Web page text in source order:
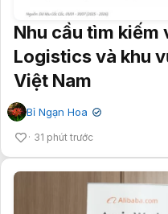
Nhu cầu tìm kiếm
Logistics và khu
Việt Nam
Bỉ Ngạn Hoa ✔
31 phút trước